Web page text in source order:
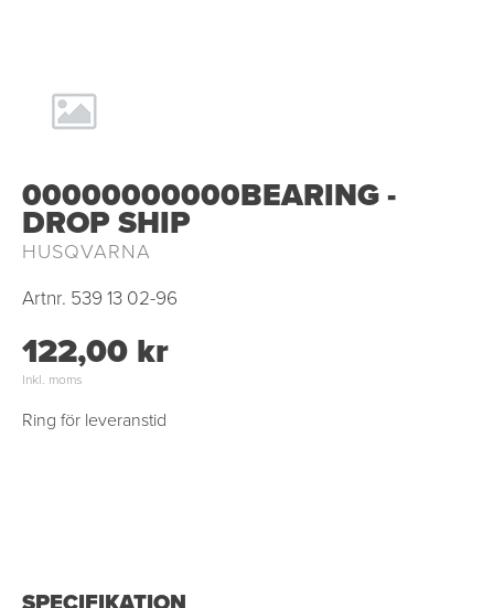
00000000000BEARING -
DROP SHIP
HUSQVARNA
Artnr. 539 13 02-96
122,00 kr
Inkl. moms
Ring för leveranstid